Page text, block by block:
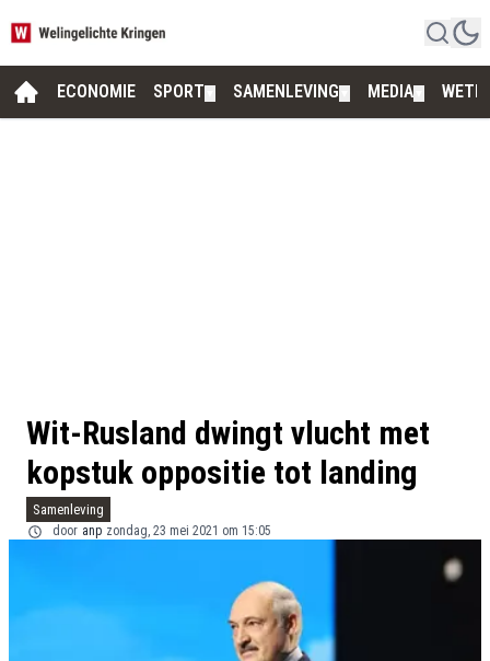
ECONOMIE SPORT SAMENLEVING MEDIA
Wit-Rusland dwingt vlucht met
kopstuk oppositie tot landing
Samenleving
door anp zondag, 23 mei 2021 om 15:05